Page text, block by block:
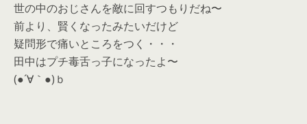
世の中のおじさんを敵に回すつもりだね〜
前より、賢くなったみたいだけど
疑問形で痛いところをつく・・・
田中はプチ毒舌っ子になったよ〜
(●´∀｀●)ｂ